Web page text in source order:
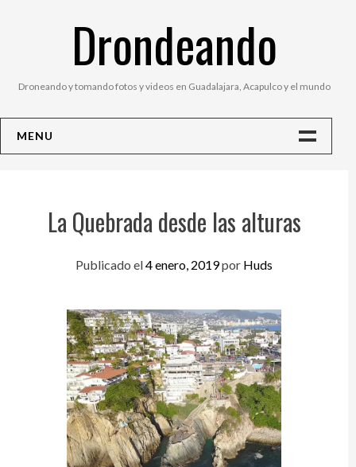
Drondeando
Droneando y tomando fotos y videos en Guadalajara, Acapulco y el mundo
MENU
La Quebrada desde las alturas
Publicado el4 enero, 2019por Huds